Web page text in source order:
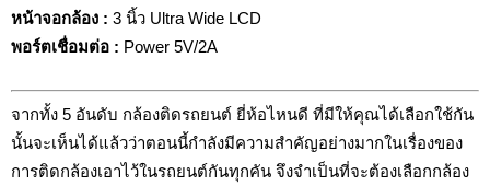
หน้าจอกล้อง : 3 นิ้ว Ultra Wide LCD
พอร์ตเชื่อมต่อ : Power 5V/2A
จากทั้ง 5 อันดับ กล้องติดรถยนต์ ยี่ห้อไหนดี ที่มีให้คุณได้เลือกใช้กัน
นั้นจะเห็นได้แล้วว่าตอนนี้กำลังมีความสำคัญอย่างมากในเรื่องของ
การติดกล้องเอาไว้ในรถยนต์กันทุกคัน จึงจำเป็นที่จะต้องเลือกกล้อง